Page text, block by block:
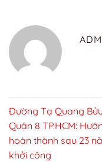
Đường Tạ Quang
Quận 8 TP.HCM:
hoàn thành sau 23
khởi công